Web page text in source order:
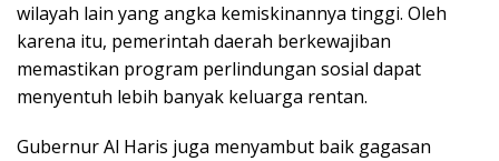
wilayah lain yang angka kemiskinannya tinggi. Oleh
karena itu, pemerintah daerah berkewajiban
memastikan program perlindungan sosial dapat
menyentuh lebih banyak keluarga rentan.
Gubernur Al Haris juga menyambut baik gagasan